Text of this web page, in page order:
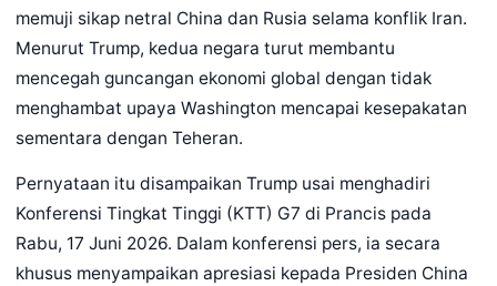
memuji sikap netral China dan Rusia selama konflik Iran.
Menurut Trump, kedua negara turut membantu
mencegah guncangan ekonomi global dengan tidak
menghambat upaya Washington mencapai kesepakatan
sementara dengan Teheran.
Pernyataan itu disampaikan Trump usai menghadiri
Konferensi Tingkat Tinggi (KTT) G7 di Prancis pada
Rabu, 17 Juni 2026. Dalam konferensi pers, ia secara
khusus menyampaikan apresiasi kepada Presiden China